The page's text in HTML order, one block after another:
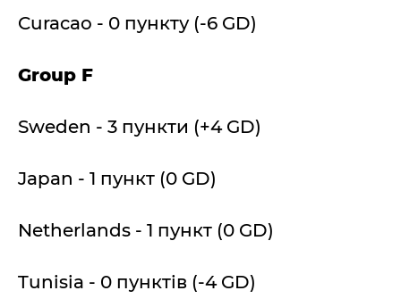
Curacao - 0 пункту (-6 GD)
Group F
Sweden - 3 пункти (+4 GD)
Japan - 1 пункт (0 GD)
Netherlands - 1 пункт (0 GD)
Tunisia - 0 пунктів (-4 GD)